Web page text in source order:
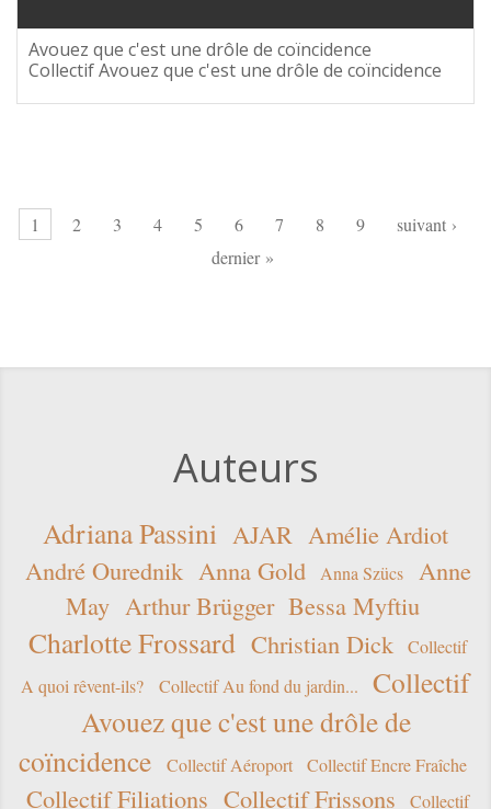
Avouez que c'est une drôle de coïncidence
Collectif Avouez que c'est une drôle de coïncidence
1 2 3 4 5 6 7 8 9
suivant ›
dernier »
Auteurs
Adriana Passini AJAR Amélie Ardiot
André Ourednik Anna Gold Anna Szücs
Anne
May Arthur Brügger Bessa Myftiu
Charlotte Frossard Christian Dick
Collectif
A quoi rêvent-ils?
Collectif Au fond du jardin...
Collectif
Avouez que c'est une drôle de
coïncidence
Collectif Aéroport Collectif Encre Fraîche
Collectif Filiations Collectif Frissons Collectif